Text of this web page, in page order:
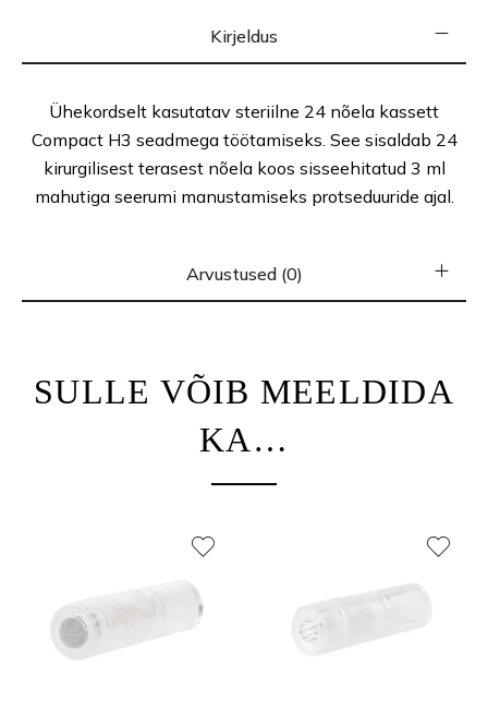
Kirjeldus
Ühekordselt kasutatav steriilne 24 nõela kassett
Compact H3 seadmega töötamiseks. See sisaldab 24
kirurgilisest terasest nõela koos sisseehitatud 3 ml
mahutiga seerumi manustamiseks protseduuride ajal.
Arvustused (0)
SULLE VÕIB MEELDIDA
KA…